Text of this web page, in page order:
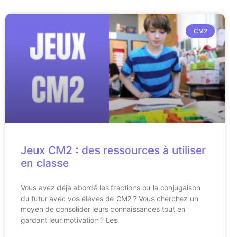
CM2
Jeux CM2 : des ressources à utiliser
en classe
Vous avez déjà abordé les fractions ou la conjugaison
du futur avec vos élèves de CM2 ? Vous cherchez un
moyen de consolider leurs connaissances tout en
gardant leur motivation ? Les